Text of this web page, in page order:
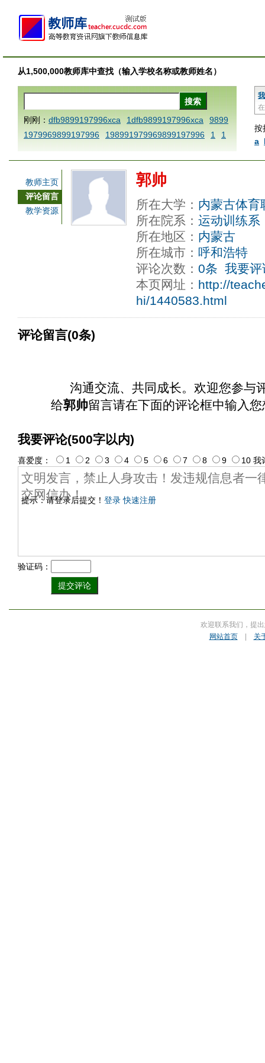
从1,500,000教师库中查找（输入学校名称或教师姓名）
按
a
刚刚： dfb9899197996xca 1dfb9899197996xca
9899
1979969899197996
198991979969899197996 1
1
AAABBBCCCdefine blablaenddefine dfbxyzendtemplat
a
1dfbmath key98991 methodmultiply operand97996x
ca
1dfbsetx9899197996xxca
3
1dfbzzzzzzzzbbbccccdddeeexcareplacezo
1printdf
b 9899197996 xca
AAABBBCCCdefine blablaenddefin
e dfbxyzendtemplate dfbCCCBBBAAA
dfb
dfb989919
dfbmath key98991 methodmulti
dfbsetx9899197996xxca
教师主页
评论留言
教学资源
郭帅
所在大学： 内蒙古体育
所在院系： 运动训练系
所在地区： 内蒙古
所在城市： 呼和浩特
评论次数： 0条 我要评
本页网址： http://
hi/1440583.html
评论留言(0条)
沟通交流、共同成长。欢迎您参与
给郭帅留言请在下面的评论框中输入
我要评论(500字以内)
提示：请登录后提交！ 登录 快速注册
喜爱度： 1 2 3 4 5 6 7 8 9 10 我
验证码：
欢迎联系我们，提
网站首页| 关